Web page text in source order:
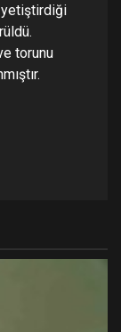
yetiştirdiği
torunu